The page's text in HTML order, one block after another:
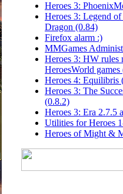
Heroes 3:
Heroes 3: Legend of
Dragon (0.84)
Firefox alarm :)
MMGames
Heroes 3: HW rules
HeroesWorld games
Heroes 4: Equilibris
Heroes 3: The
(0.8.2)
Heroes 3: Era 2.7.5
Utilities for Heroes
Heroes of Might &